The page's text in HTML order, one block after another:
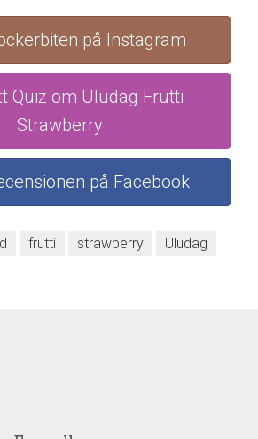
på Instagram
Quiz om Uludag Frutti
Strawberry
på Facebook
frutti strawberry Uludag